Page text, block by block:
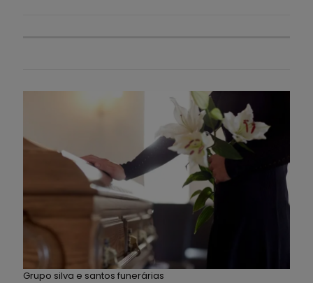
Grupo silva e santos funerárias